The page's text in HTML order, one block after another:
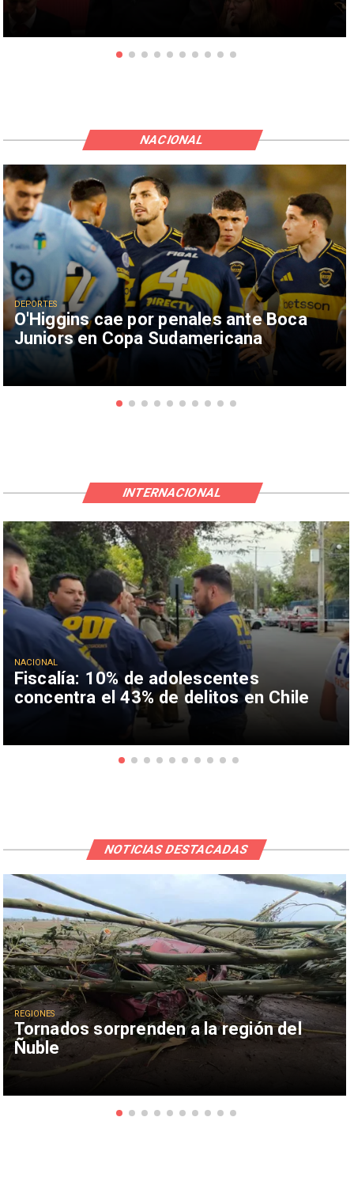
O'Higgins cae por penales ante Boca
Juniors en Copa Sudamericana
DEPORTES
NACIONAL
Fiscalía: 10% de adolescentes
concentra el 43% de delitos en Chile
NACIONAL
INTERNACIONAL
Tornados sorprenden a la región del
Ñuble
REGIONES
NOTICIAS DESTACADAS